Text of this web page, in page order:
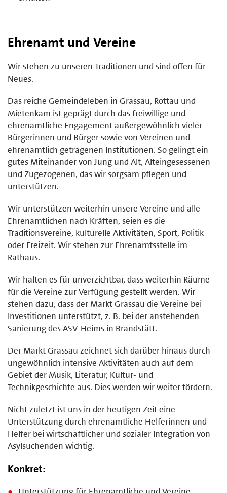
Ehrenamt und Vereine
Wir stehen zu unseren Traditionen und sind offen für
Neues.
Das reiche Gemeindeleben in Grassau, Rottau und
Mietenkam ist geprägt durch das freiwillige und
ehrenamtliche Engagement außergewöhnlich vieler
Bürgerinnen und Bürger sowie von Vereinen und
ehrenamtlich getragenen Institutionen. So gelingt ein
gutes Miteinander von Jung und Alt, Alteingesessenen
und Zugezogenen, das wir sorgsam pflegen und
unterstützen.
Wir unterstützen weiterhin unsere Vereine und alle
Ehrenamtlichen nach Kräften, seien es die
Traditionsvereine, kulturelle Aktivitäten, Sport, Politik
oder Freizeit. Wir stehen zur Ehrenamtsstelle im
Rathaus.
Wir halten es für unverzichtbar, dass weiterhin Räume
für die Vereine zur Verfügung gestellt werden. Wir
stehen dazu, dass der Markt Grassau die Vereine bei
Investitionen unterstützt, z. B. bei der anstehenden
Sanierung des ASV-Heims in Brandstätt.
Der Markt Grassau zeichnet sich darüber hinaus durch
ungewöhnlich intensive Aktivitäten auch auf dem
Gebiet der Musik, Literatur, Kultur- und
Technikgeschichte aus. Dies werden wir weiter fördern.
Nicht zuletzt ist uns in der heutigen Zeit eine
Unterstützung durch ehrenamtliche Helferinnen und
Helfer bei wirtschaftlicher und sozialer Integration von
Asylsuchenden wichtig.
Konkret: